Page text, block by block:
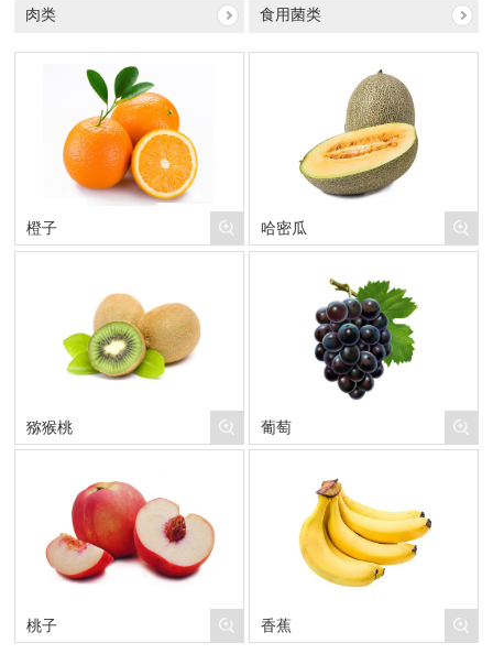
肉类 食用菌类
橙子 哈密瓜
猕猴桃 葡萄
桃子 香蕉